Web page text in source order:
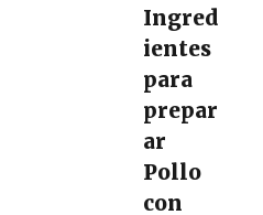
Ingred
ientes
para
prepar
ar
Pollo
con